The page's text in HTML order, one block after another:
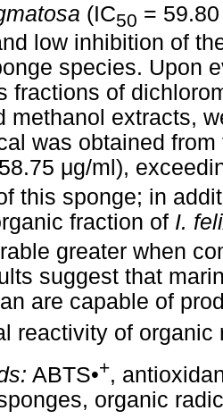
(IC50 =
low inhibition of
species. Upon
fractions of
methanol extracts,
was obtained
μg/ml),
this sponge; in
fraction of I.
greater when
suggest that
are capable of
reactivity of organic
ABTS•+,
organic